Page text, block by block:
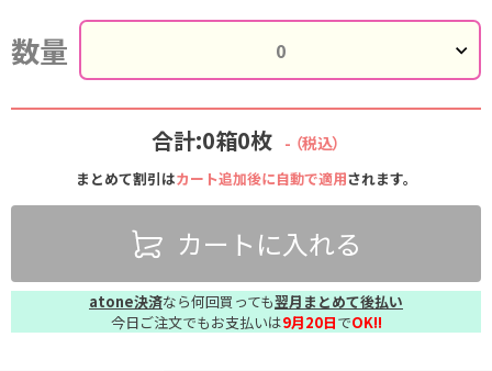
数量
合計:0箱0枚 - （税込）
まとめて割引はカート追加後に自動で適用されます。
カートに入れる
atone決済なら何回買っても翌月まとめて後払い
今日ご注文でもお支払いは9月20日でOK!!